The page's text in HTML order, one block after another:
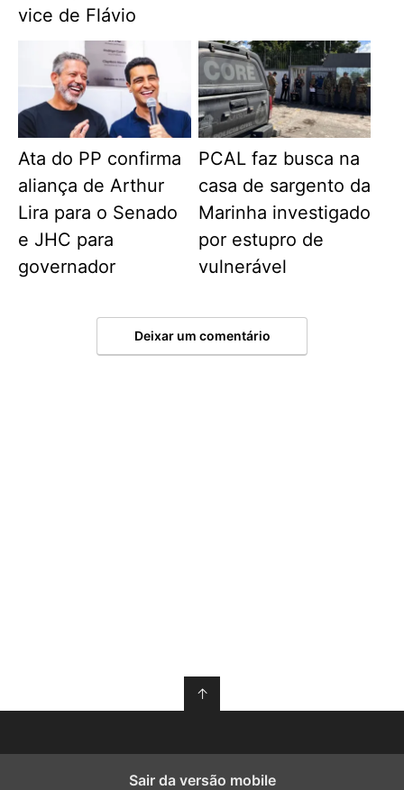
vice de Flávio
Ata do PP confirma
aliança de Arthur
Lira para o Senado
e JHC para
governador
PCAL faz busca na
casa de sargento da
Marinha investigado
por estupro de
vulnerável
Deixar um comentário
↑
Sair da versão mobile